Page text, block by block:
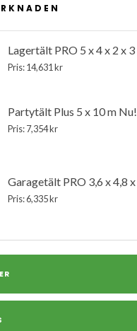
Lagertält PRO 5 x 4 x 2 x 3
Pris: 14,631 kr
Partytält Plus 5 x 10 m Nu!
Pris: 7,354 kr
Garagetält PRO 3,6 x 4,8 x
Pris: 6,335 kr